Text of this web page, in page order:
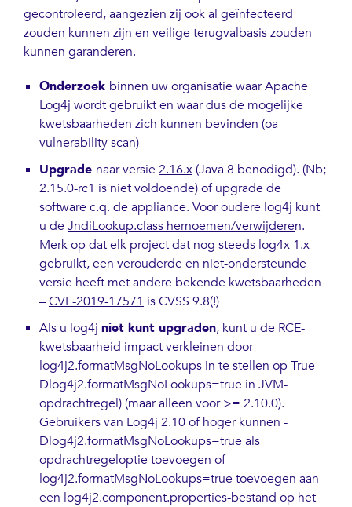
gecontroleerd, aangezien zij ook al geïnfecteerd
zouden kunnen zijn en veilige terugvalbasis zouden
kunnen garanderen.
Onderzoek binnen uw organisatie waar Apache
Log4j wordt gebruikt en waar dus de mogelijke
kwetsbaarheden zich kunnen bevinden (oa
vulnerability scan)
Upgrade naar versie2.16.x(Java 8 benodigd). (Nb;
2.15.0-rc1 is niet voldoende) of upgrade de
software c.q. de appliance. Voor oudere log4j kunt
u deJndiLookup.class hernoemen/verwijderen.
Merk op dat elk project dat nog steeds log4x 1.x
gebruikt, een verouderde en niet-ondersteunde
versie heeft met andere bekende kwetsbaarheden
–CVE-2019-17571 is CVSS 9.8(!)
Als u log4j niet kunt upgraden, kunt u de RCE-
kwetsbaarheid impactverkleinen door
log4j2.formatMsgNoLookups in te stellen op True -
Dlog4j2.formatMsgNoLookups=true in JVM-
opdrachtregel) (maar alleen voor >= 2.10.0).
Gebruikers van Log4j 2.10 of hoger kunnen -
Dlog4j2.formatMsgNoLookups=trueals
opdrachtregeloptie toevoegen of
log4j2.formatMsgNoLookups=truetoevoegen aan
een log4j2.component.properties-bestand op het